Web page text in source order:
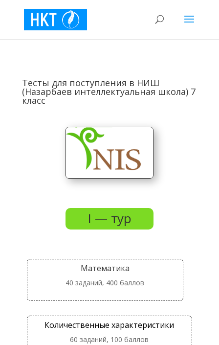
Тесты для поступления в НИШ
(Назарбаев интеллектуальная школа) 7
класс
I — тур
Математика
40 заданий, 400 баллов
Количественные характеристики
60 заданий, 100 баллов